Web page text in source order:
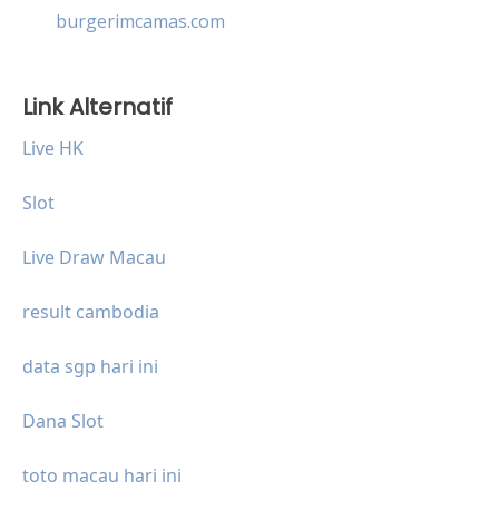
burgerimcamas.com
Link Alternatif
Live HK
Slot
Live Draw Macau
result cambodia
data sgp hari ini
Dana Slot
toto macau hari ini